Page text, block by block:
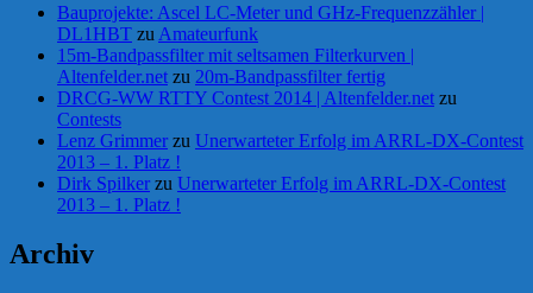
Bauprojekte: Ascel LC-Meter und GHz-Frequenzzähler |
DL1HBT zu Amateurfunk
15m-Bandpassfilter mit seltsamen Filterkurven |
Altenfelder.net zu 20m-Bandpassfilter fertig
DRCG-WW RTTY Contest 2014 | Altenfelder.net zu
Contests
Lenz Grimmer zu Unerwarteter Erfolg im ARRL-DX-Contest
2013 – 1. Platz !
Dirk Spilker zu Unerwarteter Erfolg im ARRL-DX-Contest
2013 – 1. Platz !
Archiv